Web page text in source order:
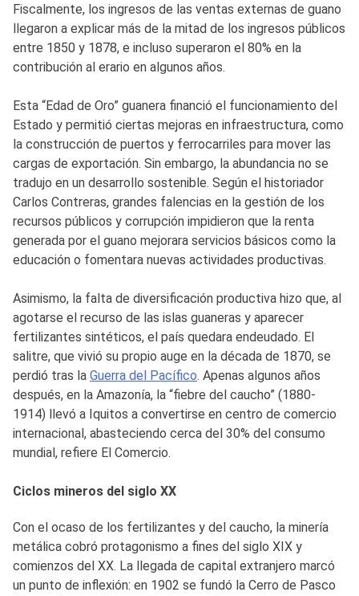
Fiscalmente, los ingresos de las ventas externas de guano
llegaron a explicar más de la mitad de los ingresos públicos
entre 1850 y 1878, e incluso superaron el 80% en la
contribución al erario en algunos años.
Esta “Edad de Oro” guanera financió el funcionamiento del
Estado y permitió ciertas mejoras en infraestructura, como
la construcción de puertos y ferrocarriles para mover las
cargas de exportación. Sin embargo, la abundancia no se
tradujo en un desarrollo sostenible. Según el historiador
Carlos Contreras, grandes falencias en la gestión de los
recursos públicos y corrupción impidieron que la renta
generada por el guano mejorara servicios básicos como la
educación o fomentara nuevas actividades productivas.
Asimismo, la falta de diversificación productiva hizo que, al
agotarse el recurso de las islas guaneras y aparecer
fertilizantes sintéticos, el país quedara endeudado. El
salitre, que vivió su propio auge en la década de 1870, se
perdió tras la Guerra del Pacífico. Apenas algunos años
después, en la Amazonía, la “fiebre del caucho” (1880-
1914) llevó a Iquitos a convertirse en centro de comercio
internacional, abasteciendo cerca del 30% del consumo
mundial, refiere El Comercio.
Ciclos mineros del siglo XX
Con el ocaso de los fertilizantes y del caucho, la minería
metálica cobró protagonismo a fines del siglo XIX y
comienzos del XX. La llegada de capital extranjero marcó
un punto de inflexión: en 1902 se fundó la Cerro de Pasco